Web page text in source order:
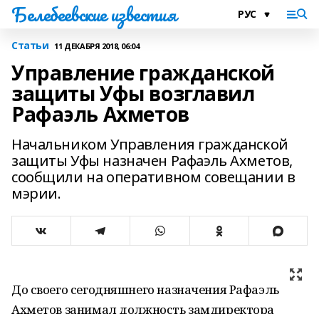
Белебеевские известия
Статьи 11 ДЕКАБРЯ 2018, 06:04
Управление гражданской
защиты Уфы возглавил
Рафаэль Ахметов
Начальником Управления гражданской
защиты Уфы назначен Рафаэль Ахметов,
сообщили на оперативном совещании в
мэрии.
До своего сегодняшнего назначения Рафаэль
Ахметов занимал должность замдиректора